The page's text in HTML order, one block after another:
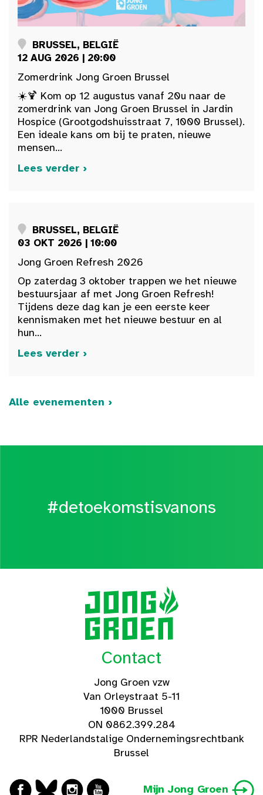
BRUSSEL, BELGIË
12 AUG 2026 | 20:00
Zomerdrink Jong Groen Brussel
☀️🍹 Kom op 12 augustus vanaf 20u naar de
zomerdrink van Jong Groen Brussel in Jardin
Hospice (Grootgodshuisstraat 7, 1000 Brussel).
Een ideale kans om bij te praten, nieuwe
mensen...
Lees verder ›
BRUSSEL, BELGIË
03 OKT 2026 | 10:00
Jong Groen Refresh 2026
Op zaterdag 3 oktober trappen we het nieuwe
bestuursjaar af met Jong Groen Refresh!
Tijdens deze dag kan je een eerste keer
kennismaken met het nieuwe bestuur en al
hun...
Lees verder ›
Alle evenementen ›
#detoekomstisvanons
Contact
Jong Groen vzw
Van Orleystraat 5-11
1000 Brussel
ON 0862.399.284
RPR Nederlandstalige Ondernemingsrechtbank
Brussel
Mijn Jong Groen